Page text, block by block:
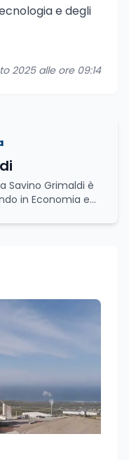
e degli
2025 alle ore 09:14
Savino Grimaldi è
in Economia e
formazione.
per una
dinamiche che
e
Alla
e professionale
per la
che ne
umano e
tra
sempre il
equilibrio,